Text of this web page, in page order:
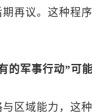
再议。这种程
的军事行动”可
区域能力，这